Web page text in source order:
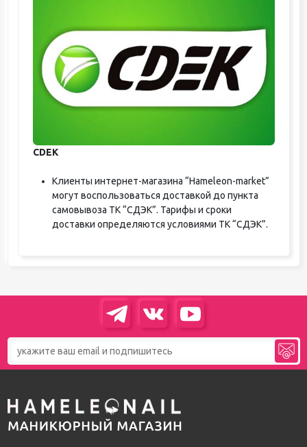
CDEK
Клиенты интернет-магазина “Hameleon-market”
могут воспользоваться доставкой до пункта
самовывоза ТК “СДЭК”. Тарифы и сроки
доставки определяются условиями ТК “СДЭК”.